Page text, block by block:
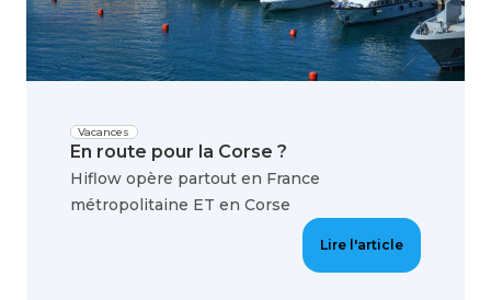
Vacances
En route pour la Corse ?
Hiflow opère partout en France
métropolitaine ET en Corse
Lire l'article